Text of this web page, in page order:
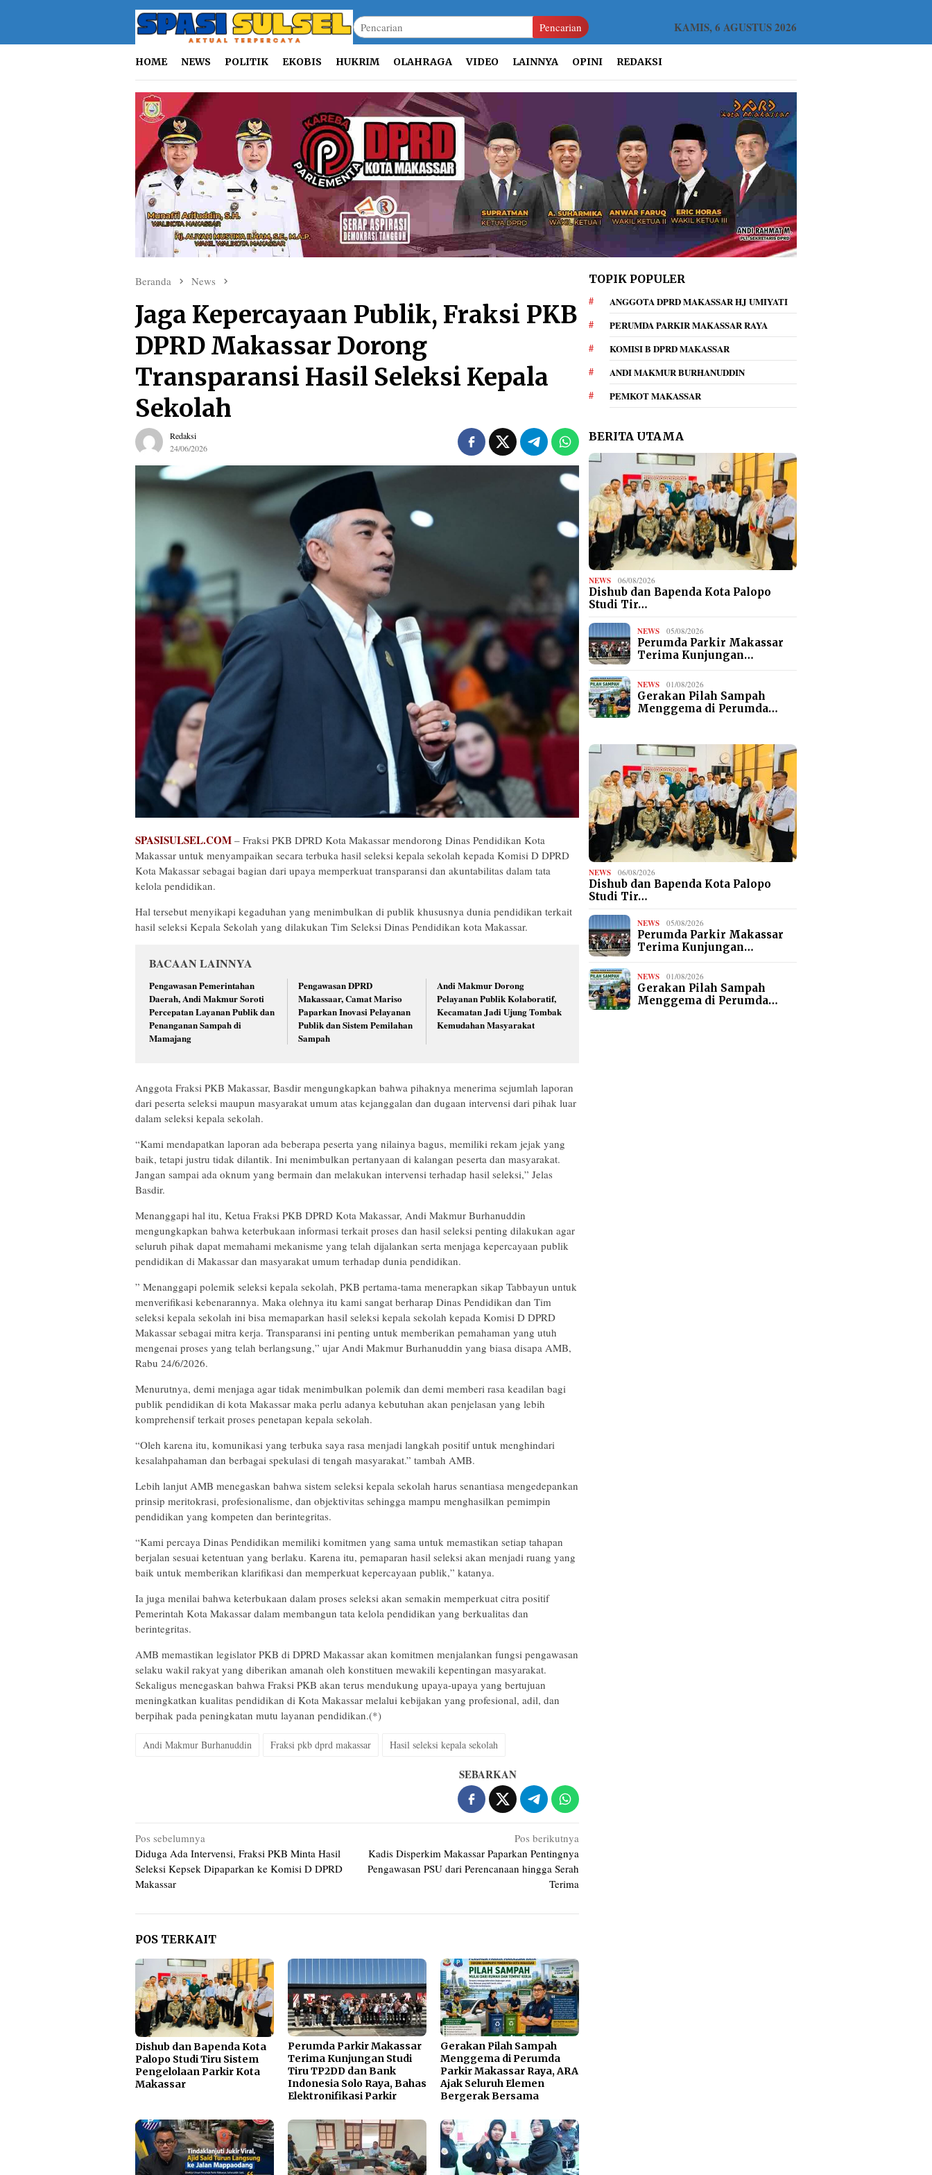
Pencarian KAMIS, 6 AGUSTUS 2026
HOME NEWS POLITIK EKOBIS HUKRIM OLAHRAGA VIDEO LAINNYA OPINI REDAKSI
Beranda News
Jaga Kepercayaan Publik, Fraksi PKB
DPRD Makassar Dorong
Transparansi Hasil Seleksi Kepala
Sekolah
Redaksi
24/06/2026
SPASISULSEL.COM – Fraksi PKB DPRD Kota Makassar mendorong Dinas Pendidikan Kota
Makassar untuk menyampaikan secara terbuka hasil seleksi kepala sekolah kepada Komisi D DPRD
Kota Makassar sebagai bagian dari upaya memperkuat transparansi dan akuntabilitas dalam tata
kelola pendidikan.
Hal tersebut menyikapi kegaduhan yang menimbulkan di publik khususnya dunia pendidikan terkait
hasil seleksi Kepala Sekolah yang dilakukan Tim Seleksi Dinas Pendidikan kota Makassar.
BACAAN LAINNYA
Pengawasan Pemerintahan
Daerah, Andi Makmur Soroti
Percepatan Layanan Publik dan
Penanganan Sampah di
Mamajang
Pengawasan DPRD
Makassaar, Camat Mariso
Paparkan Inovasi Pelayanan
Publik dan Sistem Pemilahan
Sampah
Andi Makmur Dorong
Pelayanan Publik Kolaboratif,
Kecamatan Jadi Ujung Tombak
Kemudahan Masyarakat
Anggota Fraksi PKB Makassar, Basdir mengungkapkan bahwa pihaknya menerima sejumlah laporan
dari peserta seleksi maupun masyarakat umum atas kejanggalan dan dugaan intervensi dari pihak luar
dalam seleksi kepala sekolah.
“Kami mendapatkan laporan ada beberapa peserta yang nilainya bagus, memiliki rekam jejak yang
baik, tetapi justru tidak dilantik. Ini menimbulkan pertanyaan di kalangan peserta dan masyarakat.
Jangan sampai ada oknum yang bermain dan melakukan intervensi terhadap hasil seleksi,” Jelas
Basdir.
Menanggapi hal itu, Ketua Fraksi PKB DPRD Kota Makassar, Andi Makmur Burhanuddin
mengungkapkan bahwa keterbukaan informasi terkait proses dan hasil seleksi penting dilakukan agar
seluruh pihak dapat memahami mekanisme yang telah dijalankan serta menjaga kepercayaan publik
pendidikan di Makassar dan masyarakat umum terhadap dunia pendidikan.
” Menanggapi polemik seleksi kepala sekolah, PKB pertama-tama menerapkan sikap Tabbayun untuk
menverifikasi kebenarannya. Maka olehnya itu kami sangat berharap Dinas Pendidikan dan Tim
seleksi kepala sekolah ini bisa memaparkan hasil seleksi kepala sekolah kepada Komisi D DPRD
Makassar sebagai mitra kerja. Transparansi ini penting untuk memberikan pemahaman yang utuh
mengenai proses yang telah berlangsung,” ujar Andi Makmur Burhanuddin yang biasa disapa AMB,
Rabu 24/6/2026.
Menurutnya, demi menjaga agar tidak menimbulkan polemik dan demi memberi rasa keadilan bagi
publik pendidikan di kota Makassar maka perlu adanya kebutuhan akan penjelasan yang lebih
komprehensif terkait proses penetapan kepala sekolah.
“Oleh karena itu, komunikasi yang terbuka saya rasa menjadi langkah positif untuk menghindari
kesalahpahaman dan berbagai spekulasi di tengah masyarakat.” tambah AMB.
Lebih lanjut AMB menegaskan bahwa sistem seleksi kepala sekolah harus senantiasa mengedepankan
prinsip meritokrasi, profesionalisme, dan objektivitas sehingga mampu menghasilkan pemimpin
pendidikan yang kompeten dan berintegritas.
“Kami percaya Dinas Pendidikan memiliki komitmen yang sama untuk memastikan setiap tahapan
berjalan sesuai ketentuan yang berlaku. Karena itu, pemaparan hasil seleksi akan menjadi ruang yang
baik untuk memberikan klarifikasi dan memperkuat kepercayaan publik,” katanya.
Ia juga menilai bahwa keterbukaan dalam proses seleksi akan semakin memperkuat citra positif
Pemerintah Kota Makassar dalam membangun tata kelola pendidikan yang berkualitas dan
berintegritas.
AMB memastikan legislator PKB di DPRD Makassar akan komitmen menjalankan fungsi pengawasan
selaku wakil rakyat yang diberikan amanah oleh konstituen mewakili kepentingan masyarakat.
Sekaligus menegaskan bahwa Fraksi PKB akan terus mendukung upaya-upaya yang bertujuan
meningkatkan kualitas pendidikan di Kota Makassar melalui kebijakan yang profesional, adil, dan
berpihak pada peningkatan mutu layanan pendidikan.(*)
Andi Makmur Burhanuddin Fraksi pkb dprd makassar Hasil seleksi kepala sekolah
SEBARKAN
Navigasi
pos
Pos sebelumnya
Diduga Ada Intervensi, Fraksi PKB Minta Hasil
Seleksi Kepsek Dipaparkan ke Komisi D DPRD
Makassar
Pos berikutnya
Kadis Disperkim Makassar Paparkan Pentingnya
Pengawasan PSU dari Perencanaan hingga Serah
Terima
POS TERKAIT
Dishub dan Bapenda Kota
Palopo Studi Tiru Sistem
Pengelolaan Parkir Kota
Makassar
Perumda Parkir Makassar
Terima Kunjungan Studi
Tiru TP2DD dan Bank
Indonesia Solo Raya, Bahas
Elektronifikasi Parkir
Gerakan Pilah Sampah
Menggema di Perumda
Parkir Makassar Raya, ARA
Ajak Seluruh Elemen
Bergerak Bersama
TOPIK POPULER
ANGGOTA DPRD MAKASSAR HJ UMIYATI
PERUMDA PARKIR MAKASSAR RAYA
KOMISI B DPRD MAKASSAR
ANDI MAKMUR BURHANUDDIN
PEMKOT MAKASSAR
BERITA UTAMA
NEWS 06/08/2026
Dishub dan Bapenda Kota Palopo
Studi Tir…
NEWS 05/08/2026
Perumda Parkir Makassar
Terima Kunjungan…
NEWS 01/08/2026
Gerakan Pilah Sampah
Menggema di Perumda…
NEWS 06/08/2026
Dishub dan Bapenda Kota Palopo
Studi Tir…
NEWS 05/08/2026
Perumda Parkir Makassar
Terima Kunjungan…
NEWS 01/08/2026
Gerakan Pilah Sampah
Menggema di Perumda…